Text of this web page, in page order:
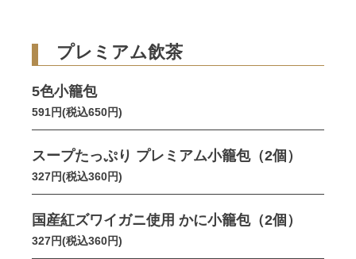
プレミアム飲茶
5色小籠包
591円(税込650円)
スープたっぷり プレミアム小籠包（2個）
327円(税込360円)
国産紅ズワイガニ使用 かに小籠包（2個）
327円(税込360円)